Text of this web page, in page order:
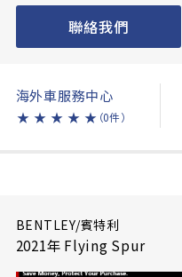
聯絡我們
海外車服務中心
★ ★ ★ ★ ★ （0件）
BENTLEY/賓特利
2021年 Flying Spur